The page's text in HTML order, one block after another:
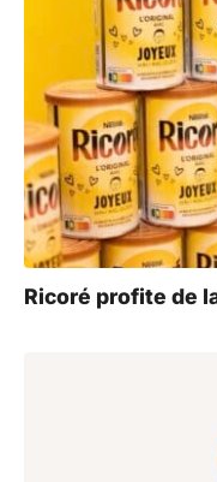
Ricoré profite de